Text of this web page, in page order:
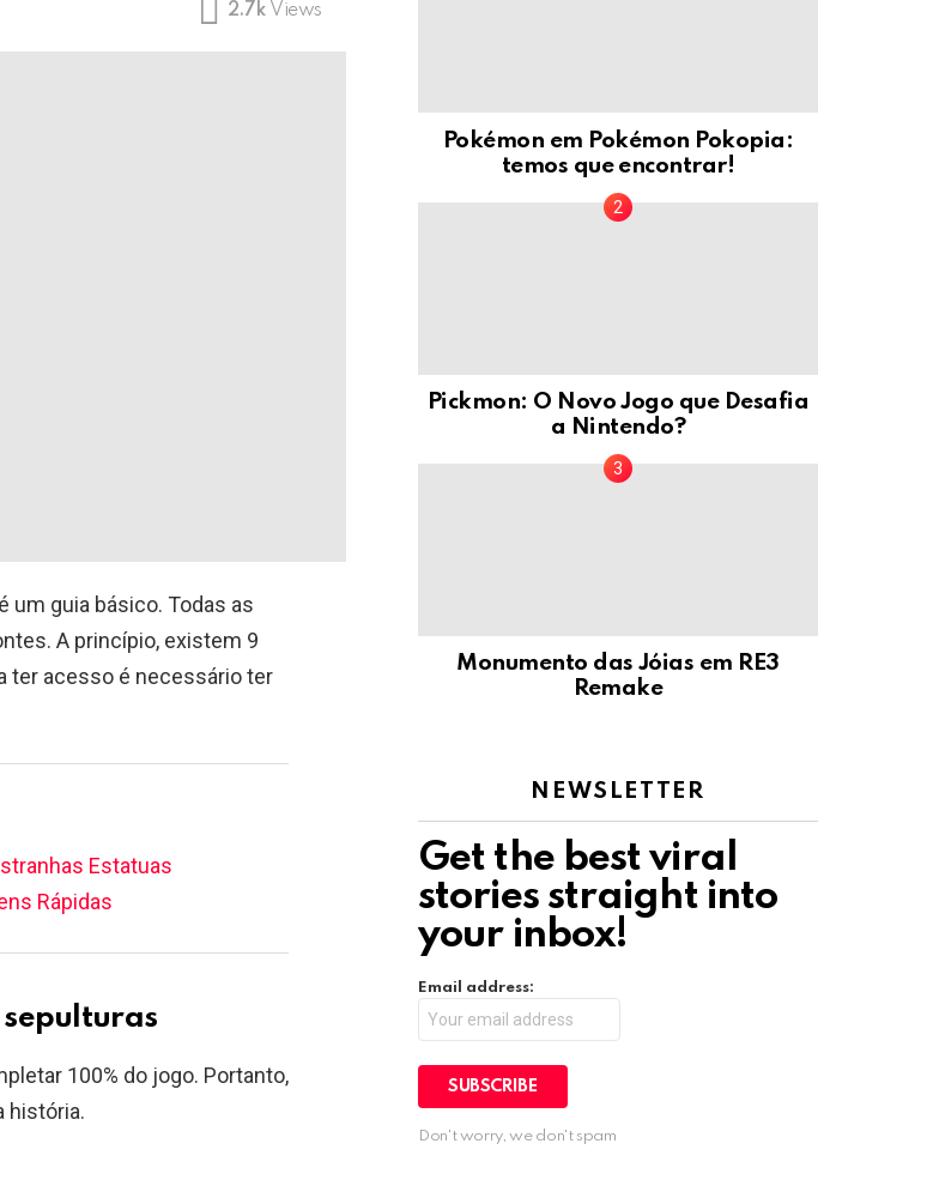
2.7k Views
um guia básico. Todas as
A princípio, existem 9
ter acesso é necessário ter
Estatuas
Rápidas
sepulturas
100% do jogo. Portanto,
história.
Pokémon em Pokémon Pokopia:
temos que encontrar!
Pickmon: O Novo Jogo que Desafia
a Nintendo?
Monumento das Jóias em RE3
Remake
NEWSLETTER
Get the best viral
stories straight into
your inbox!
Email address:
Don't worry, we don't spam